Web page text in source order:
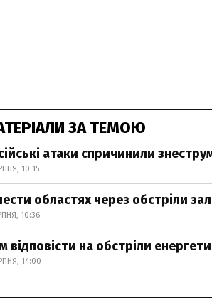
ЗА ТЕМОЮ
атаки спричинили
10:15
областях через обстріли
10:36
відповісти на обстріли
14:00